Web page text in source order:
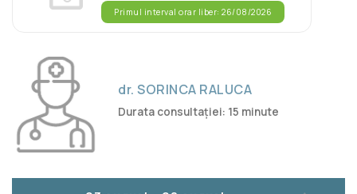
Primul interval orar liber: 26/08/2026
dr. SORINCA RALUCA
Durata consultației: 15 minute